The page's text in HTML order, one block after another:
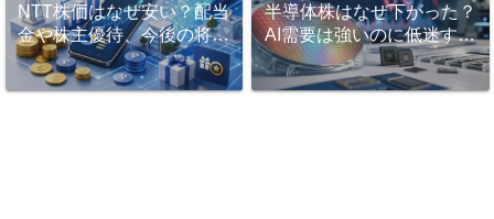
NTT株価はなぜ安い？配当
金や株主優待、今後の将来
性を徹底解説！
半導体株はなぜ下がった？
AI需要は強いのに低迷する
理由と今後の見方